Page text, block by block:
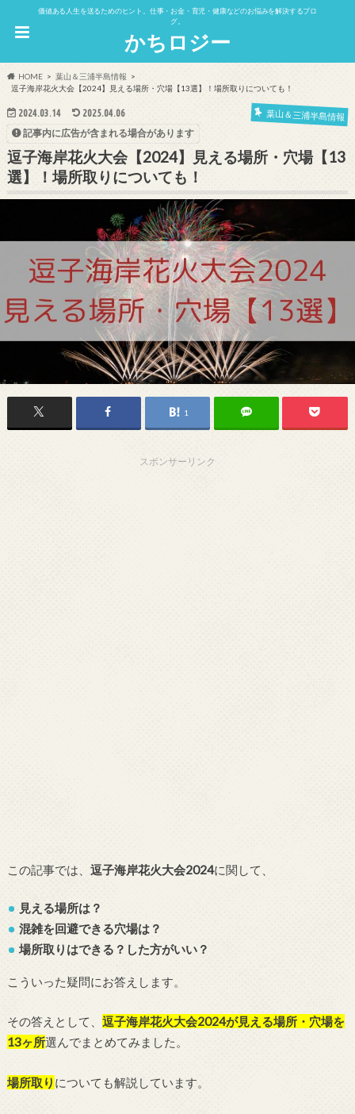
価値ある人生を送るためのヒント。仕事・お金・育児・健康などのお悩みを解決するブロ
グ。
かちロジー
HOME
葉山＆三浦半島情報
逗子海岸花火大会【2024】見える場所・穴場【13選】！場所取りについても！
2024.03.14 2025.04.06 葉山＆三浦半島情報
記事内に広告が含まれる場合があります
逗子海岸花火大会【2024】見える場所・穴場【13
選】！場所取りについても！
1
スポンサーリンク
この記事では、 逗子海岸花火大会2024に関して、
見える場所は？
混雑を回避できる穴場は？
場所取りはできる？した方がいい？
こういった疑問にお答えします。
その答えとして、 逗子海岸花火大会2024が見える場所・穴場を
13ヶ所選んでまとめてみました。
場所取り についても解説しています。